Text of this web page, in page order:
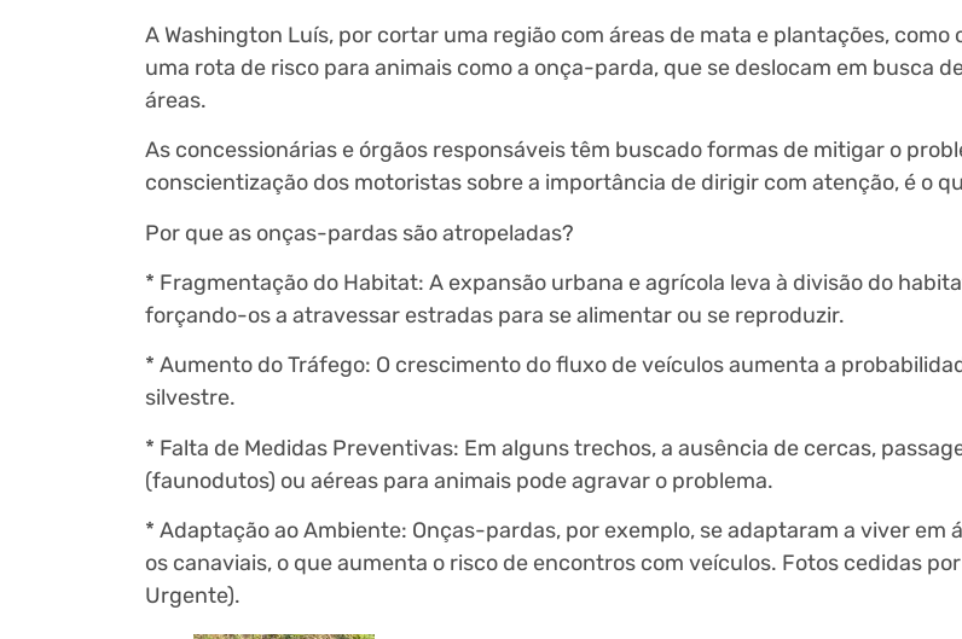
A Washington Luís, por cortar uma região com áreas de mata e plantações, como
uma rota de risco para animais como a onça-parda, que se deslocam em busca
áreas.
As concessionárias e órgãos responsáveis têm buscado formas de mitigar o
conscientização dos motoristas sobre a importância de dirigir com atenção, é o
Por que as onças-pardas são atropeladas?
* Fragmentação do Habitat: A expansão urbana e agrícola leva à divisão do
forçando-os a atravessar estradas para se alimentar ou se reproduzir.
* Aumento do Tráfego: O crescimento do fluxo de veículos aumenta a
silvestre.
* Falta de Medidas Preventivas: Em alguns trechos, a ausência de cercas,
(faunodutos) ou aéreas para animais pode agravar o problema.
* Adaptação ao Ambiente: Onças-pardas, por exemplo, se adaptaram a viver em
os canaviais, o que aumenta o risco de encontros com veículos. Fotos cedidas
Urgente).